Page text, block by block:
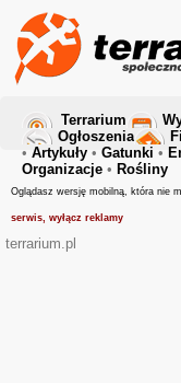
Terrarium
Ogłoszenia
• Artykuły • Gatunki •
Organizacje • Rośliny
Oglądasz wersję mobilną, która nie
serwis, wyłącz reklamy
terrarium.pl